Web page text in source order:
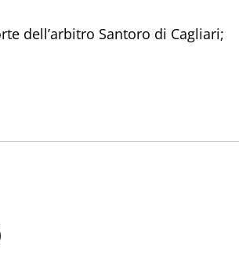
dell’arbitro Santoro di Cagliari;